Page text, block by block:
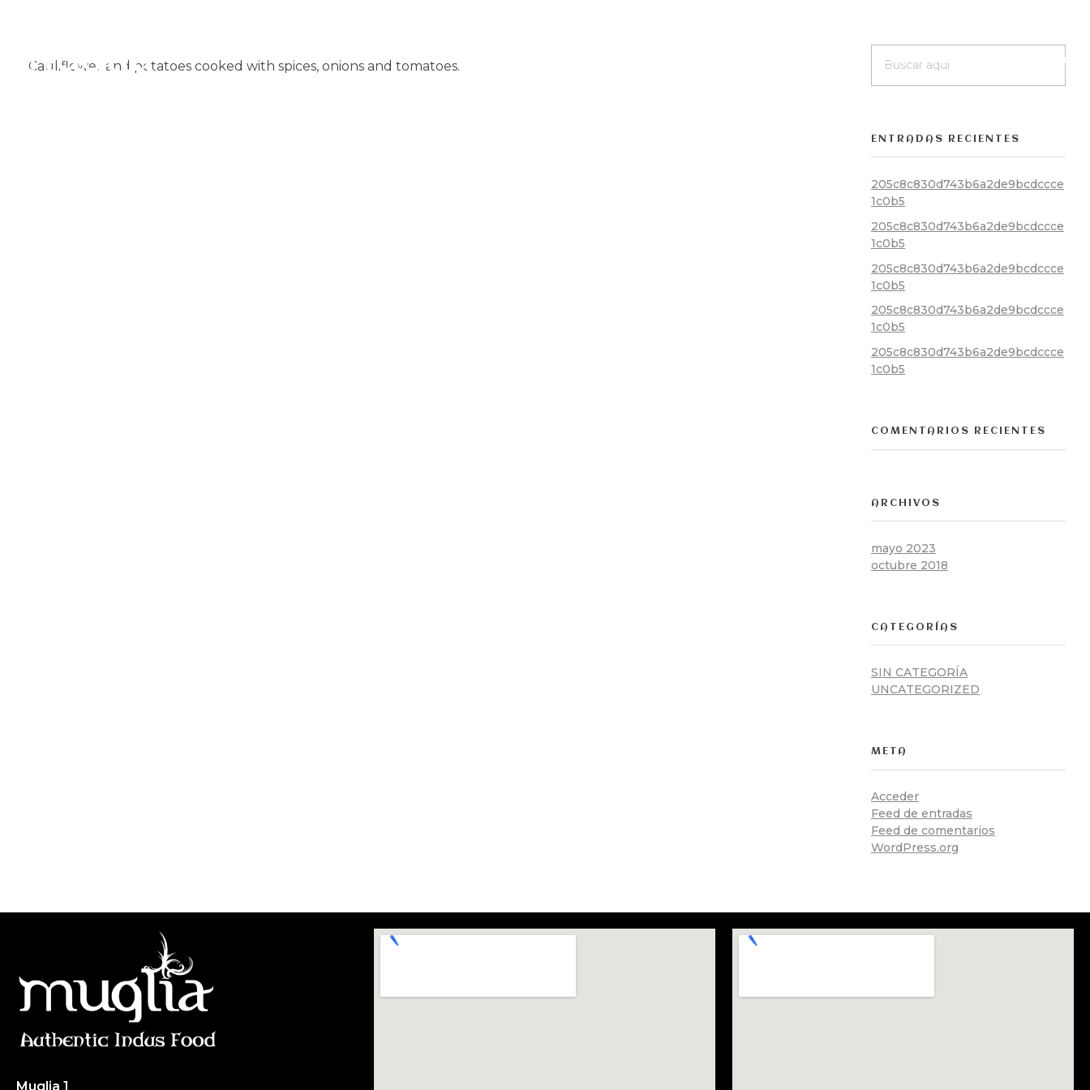
Menú Degustación Reservas
Cauliflower and potatoes cooked with spices, onions and tomatoes.​
ENTRADAS RECIENTES
205c8c830d743b6a2de9bcdccce
1c0b5
205c8c830d743b6a2de9bcdccce
1c0b5
205c8c830d743b6a2de9bcdccce
1c0b5
205c8c830d743b6a2de9bcdccce
1c0b5
205c8c830d743b6a2de9bcdccce
1c0b5
COMENTARIOS RECIENTES
ARCHIVOS
mayo 2023
octubre 2018
CATEGORÍAS
SIN CATEGORÍA
UNCATEGORIZED
META
Acceder
Feed de entradas
Feed de comentarios
WordPress.org
Muglia 1